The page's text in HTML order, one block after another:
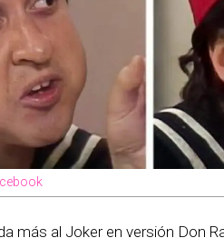
más al Joker en versión Don